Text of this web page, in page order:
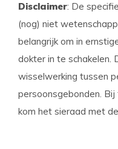
Disclaimer: De
(nog) niet
belangrijk om in
dokter in te schakelen.
wisselwerking tussen
persoonsgebonden.
kom het sieraad met